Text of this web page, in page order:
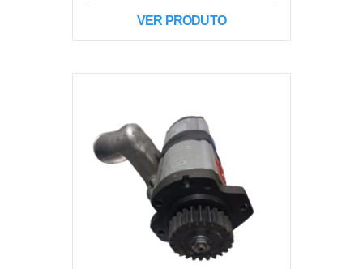
VER PRODUTO